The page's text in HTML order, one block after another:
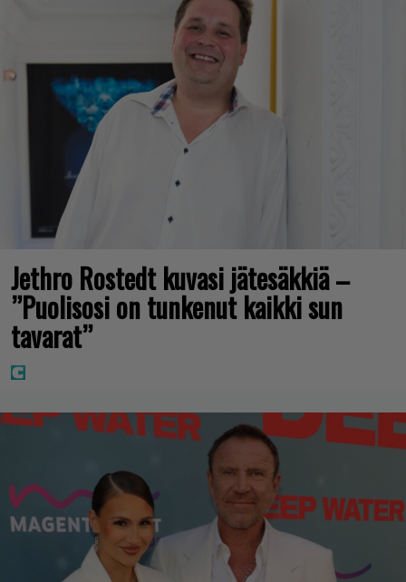
Jethro Rostedt kuvasi jätesäkkiä –
”Puolisosi on tunkenut kaikki sun
tavarat”